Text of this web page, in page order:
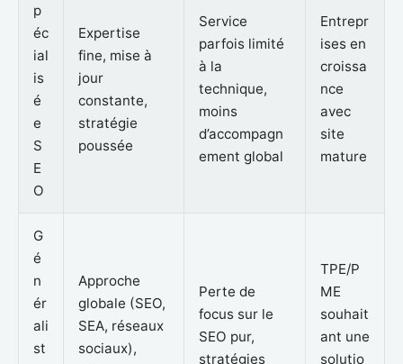
p
éc
ial
is
é
e
S
E
O
Expertise
fine, mise à
jour
constante,
stratégie
poussée
Service
parfois limité
à la
technique,
moins
d’accompagn
ement global
Entrepr
ises en
croissa
nce
avec
site
mature
G
é
n
ér
ali
st
Approche
globale (SEO,
SEA, réseaux
sociaux),
Perte de
focus sur le
SEO pur,
stratégies
TPE/P
ME
souhait
ant une
solutio